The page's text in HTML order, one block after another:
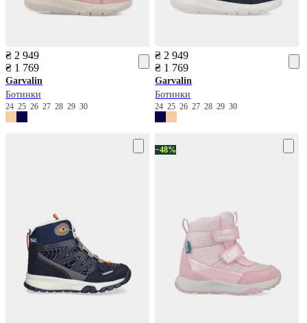
₴ 2 949
₴ 1 769
Garvalin
Ботинки
24 25 26 27 28 29 30
₴ 2 949
₴ 1 769
Garvalin
Ботинки
24252627282930
−48%